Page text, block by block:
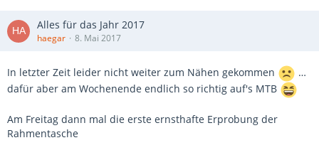
Alles für das Jahr 2017
haegar 8. Mai 2017
In letzter Zeit leider nicht weiter zum Nähen gekommen
…
dafür aber am Wochenende endlich so richtig auf's MTB
Am Freitag dann mal die erste ernsthafte Erprobung der
Rahmentasche